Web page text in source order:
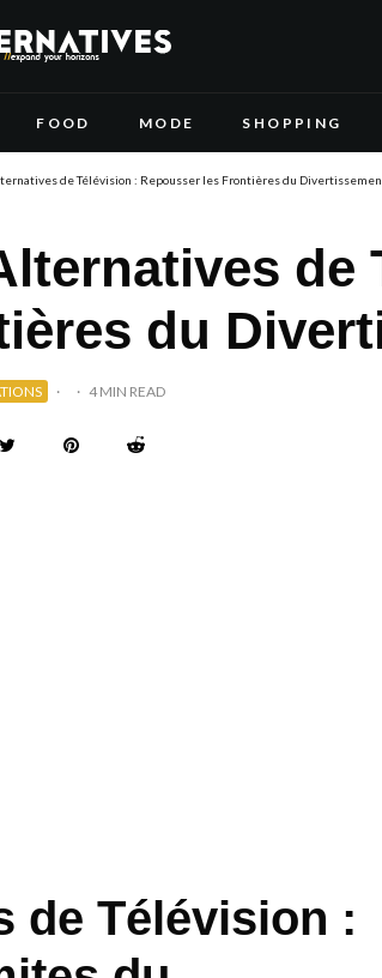
FOOD MODE SHOPPING
de Télévision : Repousser les Frontières du
de
du
· · 4 MIN READ
de Télévision :